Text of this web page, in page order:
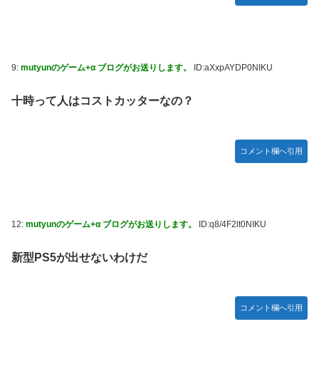
9: mutyunのゲーム+α ブログがお送りします。 ID:aXxpAYDP0NIKU
十時って人はコストカッターなの？
コメント欄へ引用
12: mutyunのゲーム+α ブログがお送りします。 ID:q8/4F2lt0NIKU
新型PS5が出せないわけだ
コメント欄へ引用